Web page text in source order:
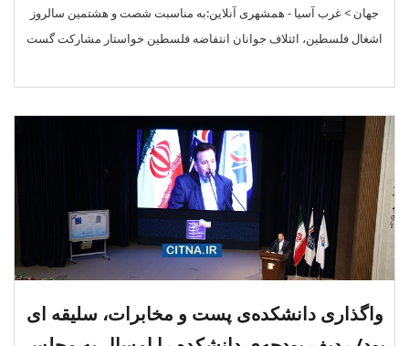
جهان > غرب آسیا - همشهری آنلاین:به مناسبت شصت و هشتمین سالروز
اشغال فلسطین، ائتلاف جوانان انتفاضه فلسطین خواستار مشارکت گست
واگذاری دانشکده‌ی پست و مخابرات، سلیقه ای